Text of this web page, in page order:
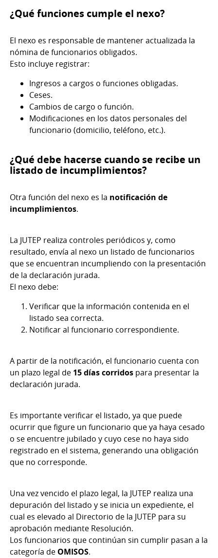
¿Qué funciones cumple el nexo?
El nexo es responsable de mantener actualizada la
nómina de funcionarios obligados.
Esto incluye registrar:
Ingresos a cargos o funciones obligadas.
Ceses.
Cambios de cargo o función.
Modificaciones en los datos personales del
funcionario (domicilio, teléfono, etc.).
¿Qué debe hacerse cuando se recibe un
listado de incumplimientos?
Otra función del nexo es la notificación de
incumplimientos.
La JUTEP realiza controles periódicos y, como
resultado, envía al nexo un listado de funcionarios
que se encuentran incumpliendo con la presentación
de la declaración jurada.
El nexo debe:
Verificar que la información contenida en el
listado sea correcta.
Notificar al funcionario correspondiente.
A partir de la notificación, el funcionario cuenta con
un plazo legal de 15 días corridos para presentar la
declaración jurada.
Es importante verificar el listado, ya que puede
ocurrir que figure un funcionario que ya haya cesado
o se encuentre jubilado y cuyo cese no haya sido
registrado en el sistema, generando una obligación
que no corresponde.
Una vez vencido el plazo legal, la JUTEP realiza una
depuración del listado y se inicia un expediente, el
cual es elevado al Directorio de la JUTEP para su
aprobación mediante Resolución.
Los funcionarios que continúan sin cumplir pasan a la
categoría de OMISOS.